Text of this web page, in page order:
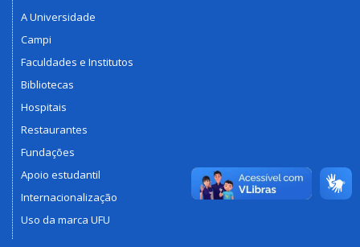
A Universidade
Campi
Faculdades e Institutos
Bibliotecas
Hospitais
Restaurantes
Fundações
Apoio estudantil
Internacionalização
Uso da marca UFU